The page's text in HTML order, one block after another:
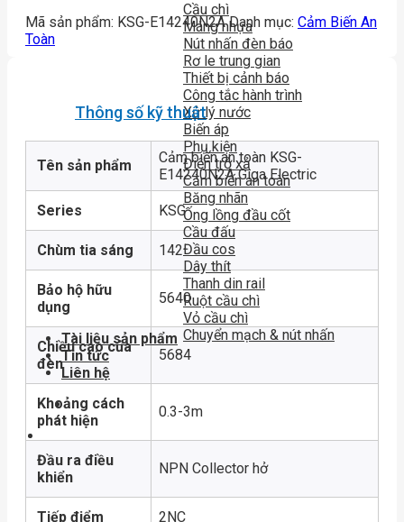
Cầu chì
Máng nhựa
Nút nhấn đèn báo
Rơ le trung gian
Thiết bị cảnh báo
Công tắc hành trình
Xử lý nước
Biến áp
Phụ kiện
Điện trở xả
Cảm biến an toàn
Băng nhãn
Ống lồng đầu cốt
Cầu đấu
Đầu cos
Dây thít
Thanh din rail
Ruột cầu chì
Vỏ cầu chì
Chuyển mạch & nút nhấn
Tài liệu sản phẩm
Tin tức
Liên hệ
Mã sản phẩm: KSG-E14240N2A Danh mục: Cảm Biến An
Toàn
Thông số kỹ thuật
Tên sản phẩm
Cảm biến an toàn KSG-
E14240N2A Giga Electric
Series KSG
Chùm tia sáng 142
Bảo hộ hữu
dụng
5640
Chiều cao của
đèn
5684
Khoảng cách
phát hiện
0.3-3m
Đầu ra điều
khiển
NPN Collector hở
Tiếp điểm 2NC